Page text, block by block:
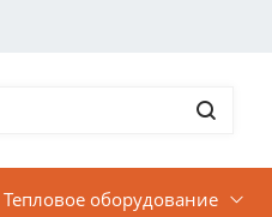
Тепловое оборудование